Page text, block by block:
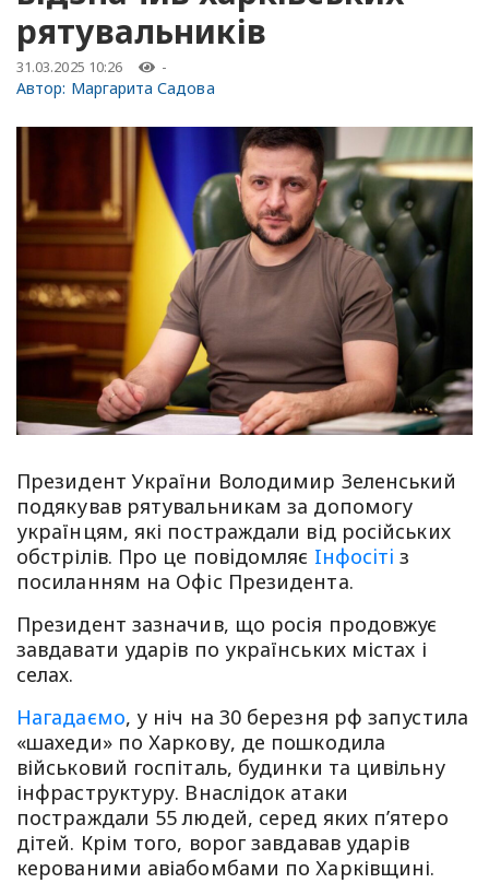
рятувальників
31.03.2025 10:26 -
Автор: Маргарита Садова
Президент України Володимир Зеленський
подякував рятувальникам за допомогу
українцям, які постраждали від російських
обстрілів. Про це повiдомляє Iнфосiтi з
посиланням на Офіс Президента.
Президент зазначив, що росія продовжує
завдавати ударів по українських містах і
селах.
Нагадаємо, у ніч на 30 березня рф запустила
«шахеди» по Харкову, де пошкодила
військовий госпіталь, будинки та цивільну
інфраструктуру. Внаслідок атаки
постраждали 55 людей, серед яких п’ятеро
дітей. Крім того, ворог завдавав ударів
керованими авіабомбами по Харківщині.